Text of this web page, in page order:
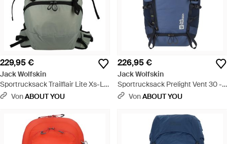
229,95 €
Jack Wolfskin
Sportrucksack Trailflair Lite Xs-L -
GrünVonABOUT YOU
226,95 €
Jack Wolfskin
Sportrucksack Prelight Vent 30 -
BlauVonABOUT YOU